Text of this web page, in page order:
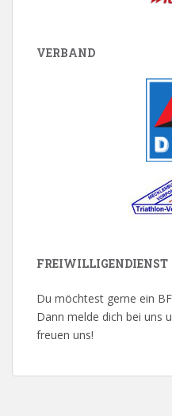
VERBAND
FREIWILLIGENDIENST
Du möchtest gerne ein
Dann melde dich bei uns
freuen uns!